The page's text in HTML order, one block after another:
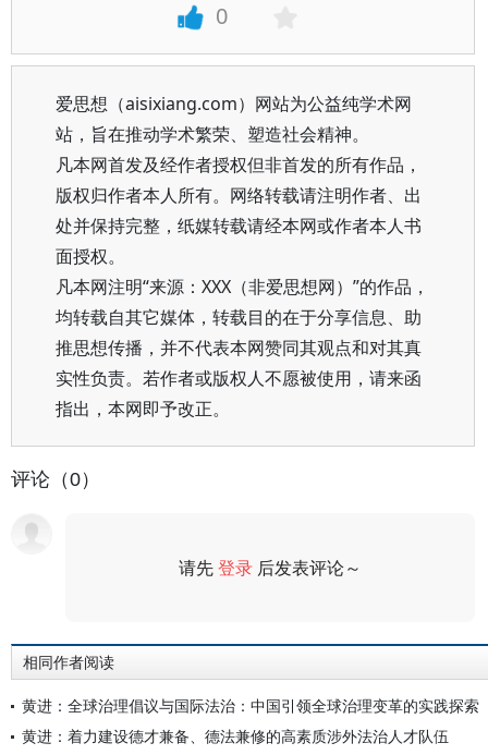
0
爱思想（aisixiang.com）网站为公益纯学术网
站，旨在推动学术繁荣、塑造社会精神。
凡本网首发及经作者授权但非首发的所有作品，
版权归作者本人所有。网络转载请注明作者、出
处并保持完整，纸媒转载请经本网或作者本人书
面授权。
凡本网注明“来源：XXX（非爱思想网）”的作品，
均转载自其它媒体，转载目的在于分享信息、助
推思想传播，并不代表本网赞同其观点和对其真
实性负责。若作者或版权人不愿被使用，请来函
指出，本网即予改正。
评论（0）
请先登录 后发表评论～
相同作者阅读
黄进：全球治理倡议与国际法治：中国引领全球治理变革的实践探索
黄进：着力建设德才兼备、德法兼修的高素质涉外法治人才队伍